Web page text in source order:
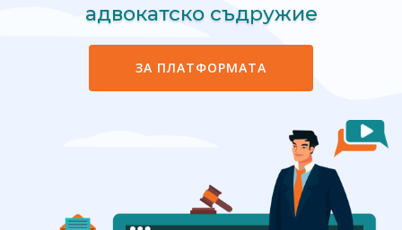
адвокатско съдружие
ЗА ПЛАТФОРМАТА